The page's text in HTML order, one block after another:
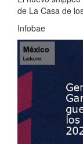
de La Casa de
Infobae